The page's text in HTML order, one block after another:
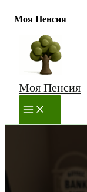
Моя Пенсия
Перейти
содержимому
Моя Пенсия
MAIN
MENU